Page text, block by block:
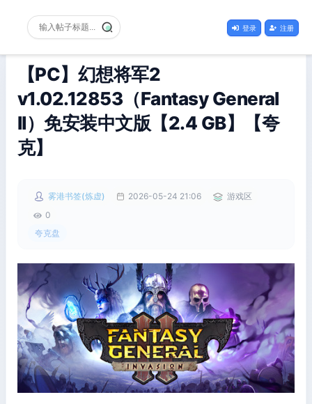
登录 注册
【PC】幻想将军2
v1.02.12853（Fantasy General
II）免安装中文版【2.4 GB】【夸
克】
雾港书签(炼虚) 2026-05-24 21:06
游戏区
0
夸克盘